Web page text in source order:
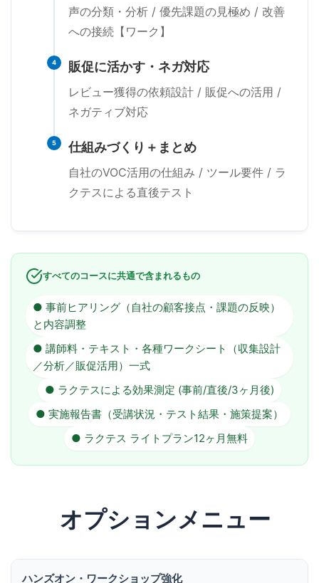
声の分類・分析 / 優先課題の見極め / 改善
への接続【ワーク】
4 販促に活かす・ネガ対応
レビュー獲得の依頼設計 / 販促への活用 /
ネガティブ対応
5 仕組みづくり＋まとめ
自社のVOC活用の仕組み / ツール要件 / ラ
クテスによる直後テスト
すべてのコースに共通で含まれるもの
● 事前ヒアリング（自社の顧客接点・課題の反映）
と内容調整
● 講師料・テキスト・各種ワークシート（収集設計
／分析／販促活用）一式
● ラクテスによる効果測定 (事前/直後/3ヶ月後)
● 実施報告書（受講状況・テスト結果・施策提案）
● ラクテス ライトプラン12ヶ月無料
オプションメニュー
ハンズオン・ワークショップ強化